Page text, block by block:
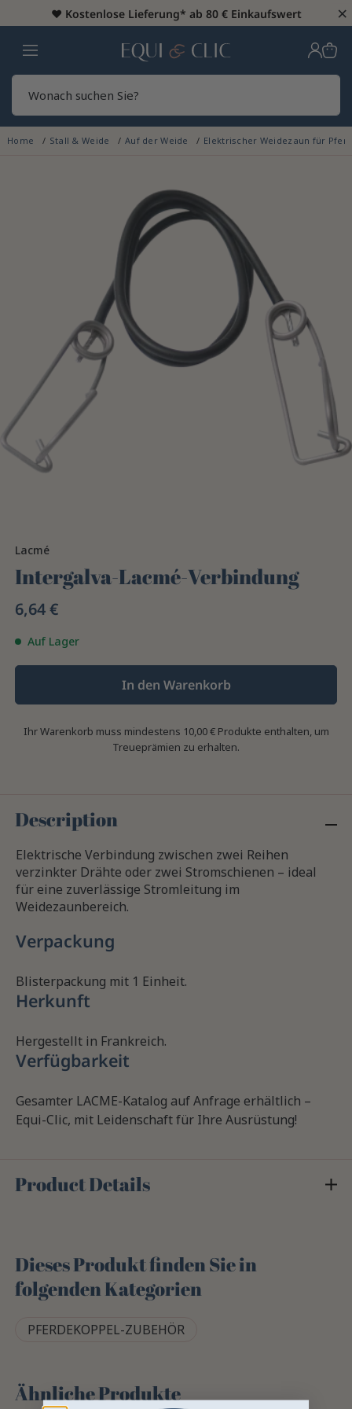
♥️ Kostenlose Lieferung* ab 80 € Einkaufswert ×
Heim
Home Stall & Weide Auf der Weide Elektrischer Weidezaun für
Lacmé
Intergalva-Lacmé-Verbindung
6,64 €
Auf Lager
In den Warenkorb
Ihr Warenkorb muss mindestens 10,00 € Produkte enthalten, um
Treueprämien zu erhalten.
Description
Elektrische Verbindung zwischen zwei Reihen
verzinkter Drähte oder zwei Stromschienen – ideal
für eine zuverlässige Stromleitung im
Weidezaunbereich.
Verpackung
Blisterpackung mit 1 Einheit.
Herkunft
Hergestellt in Frankreich.
Verfügbarkeit
Gesamter LACME-Katalog auf Anfrage erhältlich –
Equi-Clic, mit Leidenschaft für Ihre Ausrüstung!
Product Details
Dieses Produkt finden Sie in
folgenden Kategorien
PFERDEKOPPEL-ZUBEHÖR
Ähnliche Produkte